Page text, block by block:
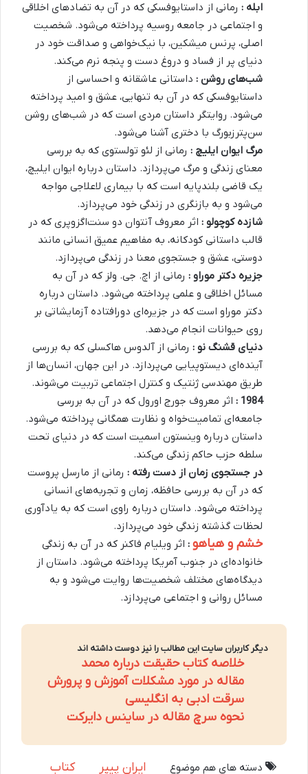
ابله : رمانی از داستایوفسکی که در آن به تضادهای اخلاقی
و اجتماعی در جامعه روسیه پرداخته می‌شود. شخصیت
اصلی، پرنس میشکین، با نیک‌خواهی و صداقت خود در
دنیای پر از فساد و دروغ دست و پنجه نرم می‌کند.
شب‌های روشن : داستانی عاشقانه و احساسی از
داستایوفسکی که در آن به تنهایی، عشق و امید پرداخته
می‌شود. روایتگر داستان مردی است که در شب‌های روشن
سن‌پترزبورگ با دختری آشنا می‌شود.
مرگ ایوان ایلیچ : رمانی از لئو تولستوی که به بررسی
معنای زندگی و مرگ می‌پردازد. داستان درباره ایوان ایلیچ،
یک قاضی بلندپایه است که با بیماری لاعلاجی مواجه
می‌شود و به بازنگری در زندگی خود می‌پردازد.
شازده کوچولو : اثر معروف آنتوان دو سنت‌اگزوپری که در
قالب داستانی کودکانه، به مفاهیم عمیق انسانی مانند
دوستی، عشق و جستجوی معنا در زندگی می‌پردازد.
جزیره دکتر موراو : رمانی از اچ. جی. ولز که در آن به
مسائل اخلاقی و علمی پرداخته می‌شود. داستان درباره
دکتر موراو است که در جزیره‌ای دورافتاده آزمایشاتی بر
روی حیوانات انجام می‌دهد.
دنیای قشنگ نو : رمانی از آلدوس هاکسلی که به بررسی
آینده‌ای دیستوپیایی می‌پردازد. در این جهان، انسان‌ها از
طریق مهندسی ژنتیک و کنترل اجتماعی تربیت می‌شوند.
1984 :
اثر معروف جورج اورول که در آن به بررسی
جامعه‌ای تمامیت‌خواه و نظارت همگانی پرداخته می‌شود.
داستان درباره وینستون اسمیت است که در دنیای تحت
سلطه حزب حاکم زندگی می‌کند.
در جستجوی زمان از دست رفته : رمانی از مارسل پروست
که در آن به بررسی حافظه، زمان و تجربه‌های انسانی
پرداخته می‌شود. داستان درباره راوی است که به یادآوری
لحظات گذشته زندگی خود می‌پردازد.
خشم و هیاهو : اثر ویلیام فاکنر که در آن به زندگی
خانواده‌ای در جنوب آمریکا پرداخته می‌شود. داستان از
دیدگاه‌های مختلف شخصیت‌ها روایت می‌شود و به
مسائل روانی و اجتماعی می‌پردازد.
دیگر کاربران سایت این مطالب را نیز دوست داشته اند
خلاصه کتاب حقیقت درباره محمد
مقاله در مورد مشکلات آموزش و پرورش
سرقت ادبی به انگلیسی
نحوه سرچ مقاله در ساینس دایرکت
دسته های هم موضوع ایران پیپر کتاب